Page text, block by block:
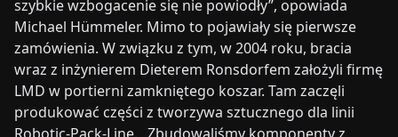
szybkie wzbogacenie się nie powiodły”, opowiada
Michael Hümmeler. Mimo to pojawiały się pierwsze
zamówienia. W związku z tym, w 2004 roku, bracia
wraz z inżynierem Dieterem Ronsdorfem założyli firmę
LMD w portierni zamkniętego koszar. Tam zaczęli
produkować części z tworzywa sztucznego dla linii